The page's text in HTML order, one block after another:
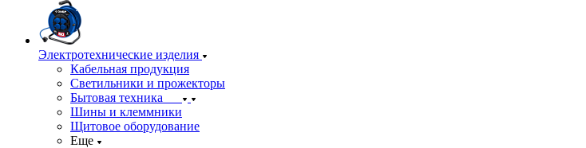
Электротехнические изделия
Кабельная продукция
Светильники и прожекторы
Бытовая техника
Шины и клеммники
Щитовое оборудование
Еще